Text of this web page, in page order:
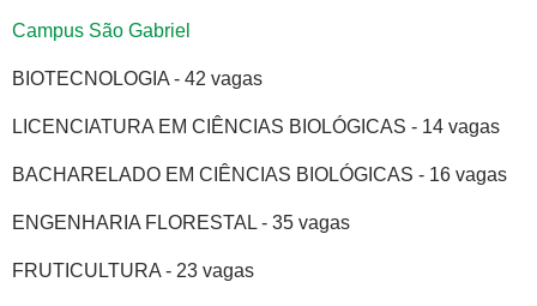
Campus São Gabriel
BIOTECNOLOGIA - 42 vagas
LICENCIATURA EM CIÊNCIAS BIOLÓGICAS - 14 vagas
BACHARELADO EM CIÊNCIAS BIOLÓGICAS - 16 vagas
ENGENHARIA FLORESTAL - 35 vagas
FRUTICULTURA - 23 vagas